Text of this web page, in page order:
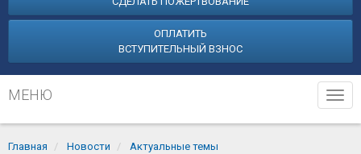
ОПЛАТИТЬ
ВСТУПИТЕЛЬНЫЙ ВЗНОС
МЕНЮ
Главная Новости
Актуальные темы